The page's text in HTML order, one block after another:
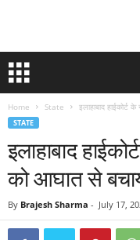
Home State इलाहाबाद हाईकोर्ट
STATE
इलाहाबाद
को आघात से
By Brajesh Sharma - July 17,